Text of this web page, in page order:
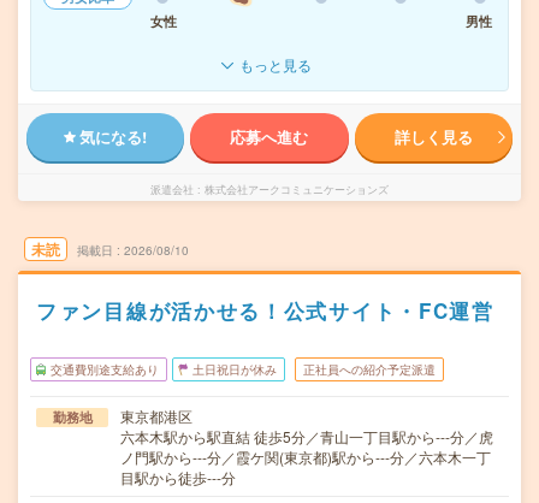
女性
男性
もっと見る
気になる! 応募へ進む 詳しく見る
派遣会社 株式会社アークコミュニケーションズ
未読 掲載日 2026/08/10
ファン目線が活かせる！公式サイト・FC運営
交通費別途支給あり 土日祝日が休み 正社員への紹介予定派遣
勤務地
東京都港区
六本木駅から駅直結 徒歩5分／青山一丁目駅から---分／虎
ノ門駅から---分／霞ケ関(東京都)駅から---分／六本木一丁
目駅から徒歩---分